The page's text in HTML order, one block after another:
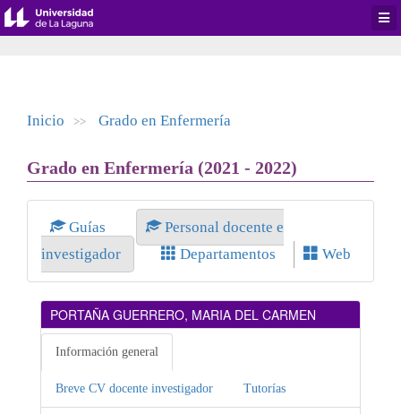
Inicio >> Grado en Enfermería
Grado en Enfermería (2021 - 2022)
Guías
Personal docente e
investigador
Departamentos Web
PORTAÑA GUERRERO, MARIA DEL CARMEN
Información general
Breve CV docente investigador Tutorías